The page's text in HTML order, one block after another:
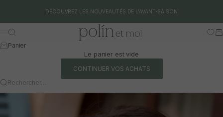
DÉCOUVREZ LES NOUVEAUTÉS DE L'AVANT-SAISON
Polín et moi
Menu
Rechercher
Panier
Le panier est vide
CONTINUER VOS ACHATS
Rechercher…